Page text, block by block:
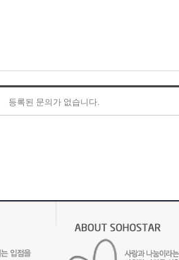
등록된 문의가 없습니다.